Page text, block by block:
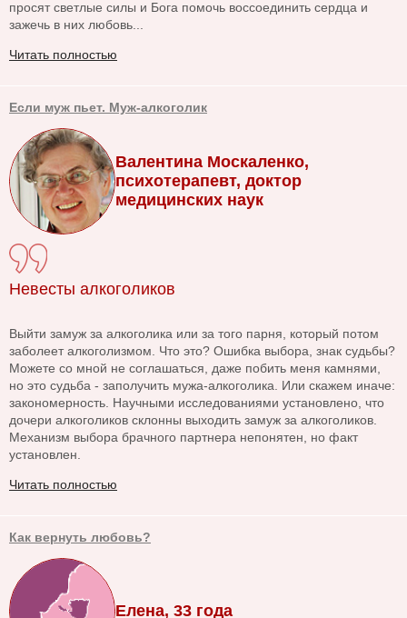
просят светлые силы и Бога помочь воссоединить сердца и
зажечь в них любовь...
Читать полностью
Если муж пьет. Муж-алкоголик
Валентина Москаленко,
психотерапевт, доктор
медицинских наук
Невесты алкоголиков
Выйти замуж за алкоголика или за того парня, который потом
заболеет алкоголизмом. Что это? Ошибка выбора, знак судьбы?
Можете со мной не соглашаться, даже побить меня камнями,
но это судьба - заполучить мужа-алкоголика. Или скажем иначе:
закономерность. Научными исследованиями установлено, что
дочери алкоголиков склонны выходить замуж за алкоголиков.
Механизм выбора брачного партнера непонятен, но факт
установлен.
Читать полностью
Как вернуть любовь?
Елена, 33 года